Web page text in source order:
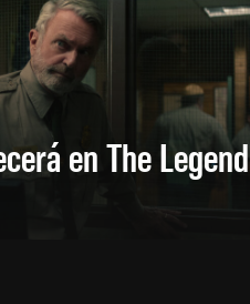
en The Legend